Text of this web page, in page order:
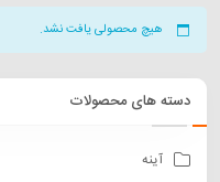
هیچ محصولی یافت نشد.
دسته های محصولات
آینه